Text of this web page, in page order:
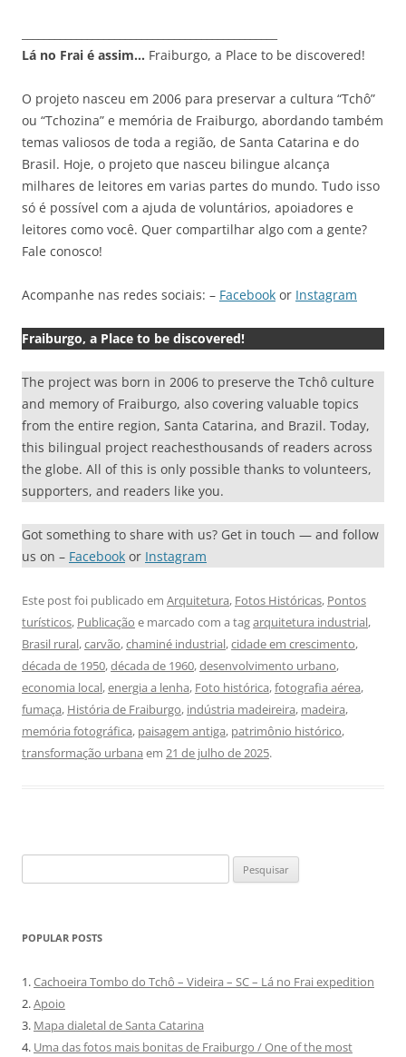
Lá no Frai é assim… Fraiburgo, a Place to be discovered!
O projeto nasceu em 2006 para preservar a cultura “Tchô”
ou “Tchozina” e memória de Fraiburgo, abordando também
temas valiosos de toda a região, de Santa Catarina e do
Brasil. Hoje, o projeto que nasceu bilingue alcança
milhares de leitores em varias partes do mundo. Tudo isso
só é possível com a ajuda de voluntários, apoiadores e
leitores como você. Quer compartilhar algo com a gente?
Fale conosco!
Acompanhe nas redes sociais: – Facebook or Instagram
Fraiburgo, a Place to be discovered!
The project was born in 2006 to preserve the Tchô culture
and memory of Fraiburgo, also covering valuable topics
from the entire region, Santa Catarina, and Brazil. Today,
this bilingual project reachesthousands of readers across
the globe. All of this is only possible thanks to volunteers,
supporters, and readers like you.
Got something to share with us? Get in touch — and follow
us on – Facebook or Instagram
Este post foi publicado em Arquitetura, Fotos Históricas, Pontos
turísticos, Publicação e marcado com a tagarquitetura industrial,
Brasil rural,carvão,chaminé industrial,cidade em crescimento,
década de 1950,década de 1960,desenvolvimento urbano,
economia local,energia a lenha, Foto histórica,fotografia aérea,
fumaça, História de Fraiburgo, indústria madeireira, madeira,
memória fotográfica, paisagem antiga, patrimônio histórico,
transformação urbana em 21 de julho de 2025.
por:
POPULAR POSTS
1.Cachoeira Tombo do Tchô – Videira – SC – Lá no Frai expedition
2.Apoio
3. Mapa dialetal de Santa Catarina
4. Uma das fotos mais bonitas de Fraiburgo / One of the most